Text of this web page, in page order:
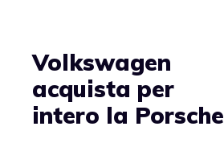
Volkswagen
acquista per
intero la Porsche